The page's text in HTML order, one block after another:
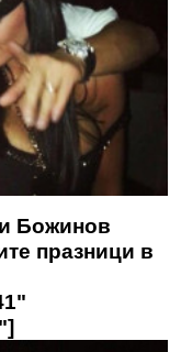
Божинов
празници в